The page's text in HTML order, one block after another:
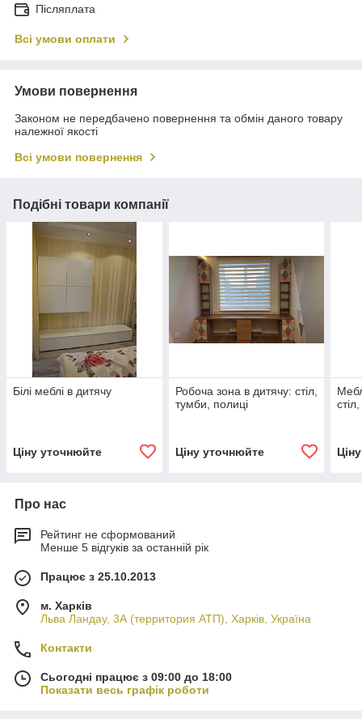
Післяплата
Всі умови оплати
Умови повернення
Законом не передбачено повернення та обмін даного товару
належної якості
Всі умови повернення
Подібні товари компанії
Білі меблі в дитячу
Ціну уточнюйте
Робоча зона в дитячу: стіл,
тумби, полиці
Ціну уточнюйте
Про нас
Рейтинг не сформований
Менше 5 відгуків за останній рік
Працює з 25.10.2013
м. Харків
Льва Ландау, 3А (территория АТП), Харків, Україна
Контакти
Сьогодні працює з 09:00 до 18:00
Показати весь графік роботи